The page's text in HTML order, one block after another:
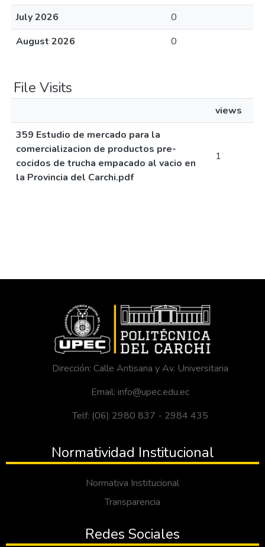
July 2026
0
August 2026
0
File Visits
views
359 Estudio de mercado para la
comercializacion de productos pre-
cocidos de trucha empacado al vacio en
la Provincia del Carchi.pdf
1
Dirección: Calle Antisana y Av. Universitaria
Email: info@upec.edu.ec
Telf: (06) 2980 837 - 2984 435
Normatividad Institucional
Normativa Institucional
Transparencia
Redes Sociales